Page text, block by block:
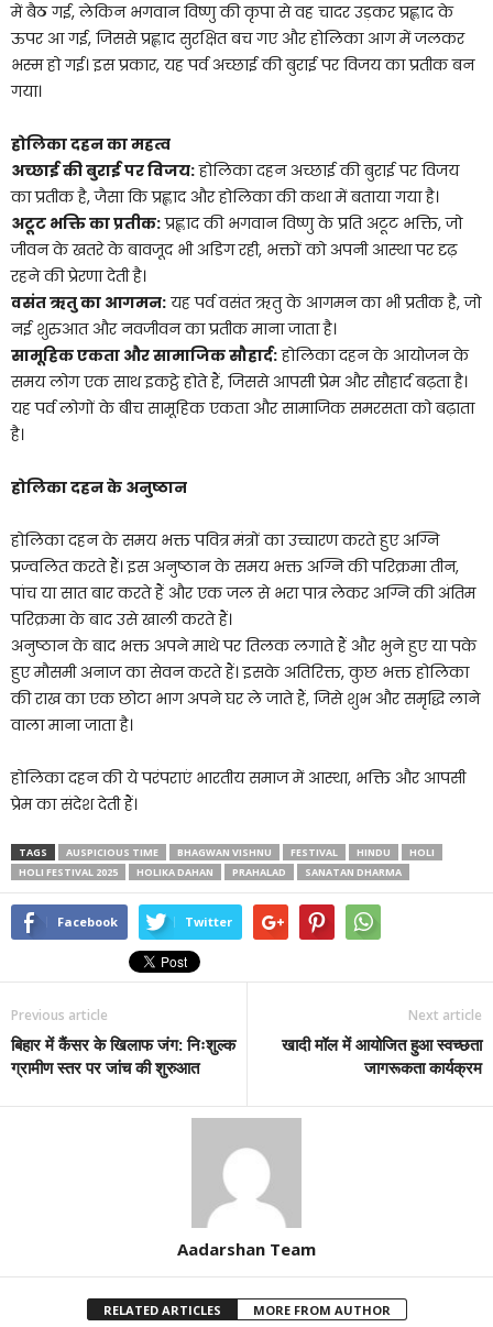
में बैठ गई, लेकिन भगवान विष्णु की कृपा से वह चादर उड़कर प्रह्लाद के
ऊपर आ गई, जिससे प्रह्लाद सुरक्षित बच गए और होलिका आग में जलकर
भस्म हो गई। इस प्रकार, यह पर्व अच्छाई की बुराई पर विजय का प्रतीक बन
गया।
होलिका दहन का महत्व
अच्छाई की बुराई पर विजय:होलिका दहन अच्छाई की बुराई पर विजय
का प्रतीक है, जैसा कि प्रह्लाद और होलिका की कथा में बताया गया है।
अटूट भक्ति का प्रतीक:प्रह्लाद की भगवान विष्णु के प्रति अटूट भक्ति, जो
जीवन के खतरे के बावजूद भी अडिग रही, भक्तों को अपनी आस्था पर दृढ़
रहने की प्रेरणा देती है।
वसंत ऋतु का आगमन: यह पर्व वसंत ऋतु के आगमन का भी प्रतीक है, जो
नई शुरुआत और नवजीवन का प्रतीक माना जाता है।
सामूहिक एकता और सामाजिक सौहार्द:होलिका दहन के आयोजन के
समय लोग एक साथ इकट्ठे होते हैं, जिससे आपसी प्रेम और सौहार्द बढ़ता है।
यह पर्व लोगों के बीच सामूहिक एकता और सामाजिक समरसता को बढ़ाता
है।
होलिका दहन के अनुष्ठान
होलिका दहन के समय भक्त पवित्र मंत्रों का उच्चारण करते हुए अग्नि
प्रज्वलित करते हैं। इस अनुष्ठान के समय भक्त अग्नि की परिक्रमा तीन,
पांच या सात बार करते हैं और एक जल से भरा पात्र लेकर अग्नि की अंतिम
परिक्रमा के बाद उसे खाली करते हैं।
अनुष्ठान के बाद भक्त अपने माथे पर तिलक लगाते हैं और भुने हुए या पके
हुए मौसमी अनाज का सेवन करते हैं। इसके अतिरिक्त, कुछ भक्त होलिका
की राख का एक छोटा भाग अपने घर ले जाते हैं, जिसे शुभ और समृद्धि लाने
वाला माना जाता है।
होलिका दहन की ये परंपराएं भारतीय समाज में आस्था, भक्ति और आपसी
प्रेम का संदेश देती हैं।
TAGS AUSPICIOUS TIME BHAGWAN VISHNU FESTIVAL HINDU
HOLI
HOLI FESTIVAL 2025
HOLIKA DAHAN PRAHALAD SANATAN DHARMA
Facebook Twitter
Previous article
बिहार में कैंसर के खिलाफ जंग: निःशुल्क
ग्रामीण स्तर पर जांच की शुरुआत
Next article
खादी मॉल में आयोजित हुआ स्वच्छता
जागरूकता कार्यक्रम
Aadarshan Team
RELATED ARTICLES MORE FROM AUTHOR